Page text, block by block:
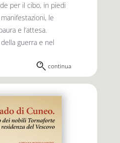
per il cibo, in piedi
le
e l’attesa.
guerra e nel
continua